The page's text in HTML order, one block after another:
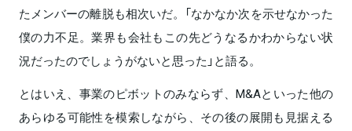
たメンバーの離脱も相次いだ。「なかなか次を示せなかった
僕の力不足。業界も会社もこの先どうなるかわからない状
況だったのでしょうがないと思った」と語る。
とはいえ、事業のピボットのみならず、M&Aといった他の
あらゆる可能性を模索しながら、その後の展開も見据える